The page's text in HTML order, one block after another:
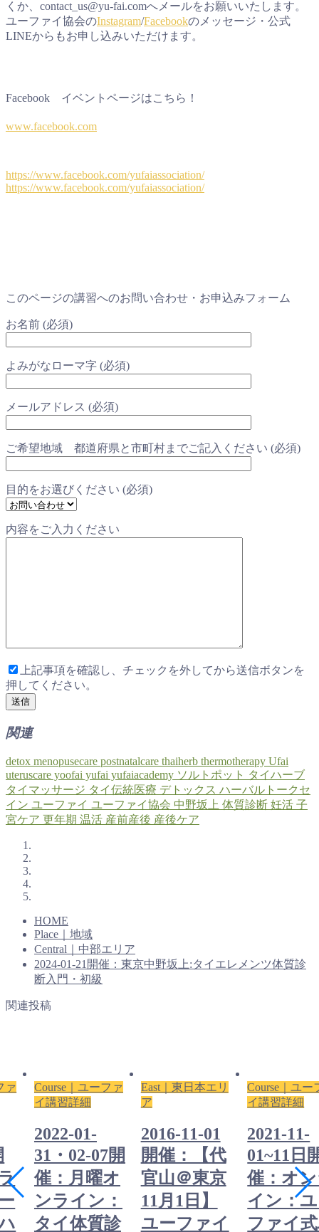
くか、contact_us@yu-fai.comへメールをお願いいたします。
ユーファイ協会のInstagram/Facebookのメッセージ・公式
LINEからもお申し込みいただけます。
Facebook イベントページはこちら！
www.facebook.com
https://www.facebook.com/yufaiassociation/
https://www.facebook.com/yufaiassociation/
このページの講習へのお問い合わせ・お申込みフォーム
お名前 (必須)
よみがなローマ字 (必須)
メールアドレス (必須)
ご希望地域 都道府県と市町村までご記入ください (必須)
目的をお選びください (必須)
内容をご入力ください
上記事項を確認し、チェックを外してから送信ボタンを
押してください。
関連
detox menopusecare postnatalcare thaiherb thermotherapy Ufai
uteruscare yoofai yufai yufaiacademy ソルトポット タイハーブ
タイマッサージ タイ伝統医療 デトックス ハーバルトークセ
イン ユーファイ ユーファイ協会 中野坂上 体質診断 妊活 子
宮ケア 更年期 温活 産前産後 産後ケア
HOME
Place｜地域
Central｜中部エリア
2024-01-21開催：東京中野坂上:タイエレメンツ体質診
断入門・初級
関連投稿
ァ
Course｜ユーファ
イ講習詳細
2022-01-
31・02-07開
催：月曜オ
ンライン：
タイ体質診
East｜東日本エリ
ア
2016-11-01
開催：【代
官山＠東京
11月1日】
ユーファイ
Course｜ユー
イ講習詳細
2021-11-
01~11日
催：オ
イン：
ファイ